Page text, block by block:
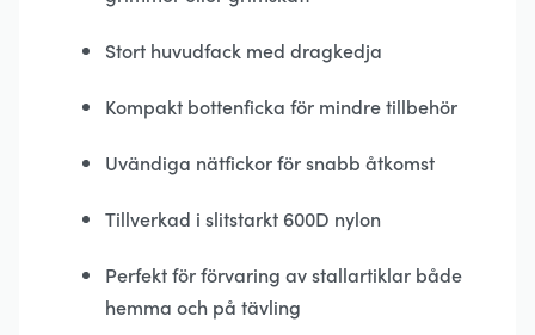
Stort huvudfack med dragkedja
Kompakt bottenficka för mindre tillbehör
Uvändiga nätfickor för snabb åtkomst
Tillverkad i slitstarkt 600D nylon
Perfekt för förvaring av stallartiklar både
hemma och på tävling